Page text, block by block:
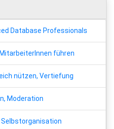
Database Professionals
führen
nützen, Vertiefung
Moderation